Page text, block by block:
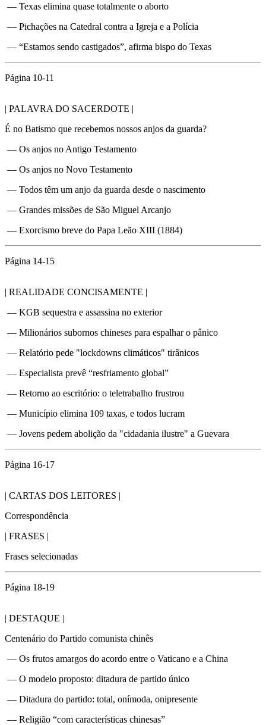
— Texas elimina quase totalmente o aborto
— Pichações na Catedral contra a Igreja e a Polícia
— “Estamos sendo castigados”, afirma bispo do Texas
Página 10-11
| PALAVRA DO SACERDOTE |
É no Batismo que recebemos nossos anjos da guarda?
— Os anjos no Antigo Testamento
— Os anjos no Novo Testamento
— Todos têm um anjo da guarda desde o nascimento
— Grandes missões de São Miguel Arcanjo
— Exorcismo breve do Papa Leão XIII (1884)
Página 14-15
| REALIDADE CONCISAMENTE |
— KGB sequestra e assassina no exterior
— Milionários subornos chineses para espalhar o pânico
— Relatório pede "lockdowns climáticos" tirânicos
— Especialista prevê “resfriamento global”
— Retorno ao escritório: o teletrabalho frustrou
— Município elimina 109 taxas, e todos lucram
— Jovens pedem abolição da "cidadania ilustre" a Guevara
Página 16-17
| CARTAS DOS LEITORES |
Correspondência
| FRASES |
Frases selecionadas
Página 18-19
| DESTAQUE |
Centenário do Partido comunista chinês
— Os frutos amargos do acordo entre o Vaticano e a China
— O modelo proposto: ditadura de partido único
— Ditadura do partido: total, onímoda, onipresente
— Religião “com características chinesas”